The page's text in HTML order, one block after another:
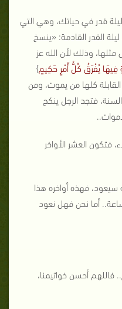
ليلة قدر في حياتك، وهي التي
القدر القادمة: «ينسخ
وذلك لأن الله عز
فِيهَا يُفْرَقُ كُلُّ أَمْرٍ حَكِيمٍ}
القابلة كلها من يموت، ومن
فتجد الرجل ينكح
فتكون العشر الأواخر
فهذه أواخره هذا
أما نحن فهل نعود
فاللهم أحسن خواتيمنا،